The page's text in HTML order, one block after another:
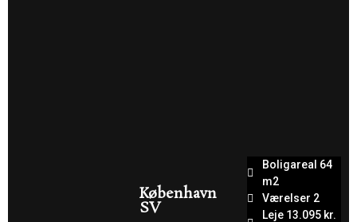
Boligareal 64
m2
Værelser 2
Leje 13.095 kr.
København
SV